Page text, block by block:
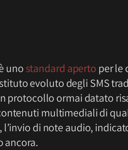
uno standard aperto per le
evoluto degli SMS
protocollo ormai datato
multimediali di
di note audio,
ancora.